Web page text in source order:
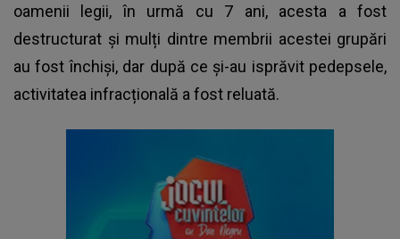
oamenii legii, în urmă cu 7 ani, acesta a fost
destructurat și mulți dintre membrii acestei grupări
au fost închiși, dar după ce și-au isprăvit pedepsele,
activitatea infracțională a fost reluată.